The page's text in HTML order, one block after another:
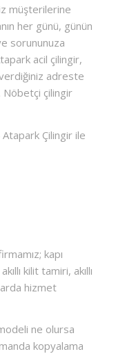
müşterilerine
her günü, günün
sorununuza
acil çilingir,
adreste
Nöbetçi çilingir
Atapark Çilingir ile
kapı
kilit tamiri, akıllı
hizmet
ne olursa
kopyalama